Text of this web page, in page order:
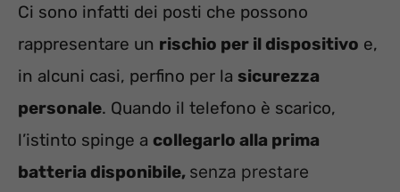
Ci sono infatti dei posti che possono
rappresentare un rischio per il dispositivo e,
in alcuni casi, perfino per la sicurezza
personale. Quando il telefono è scarico,
l’istinto spinge a collegarlo alla prima
batteria disponibile, senza prestare